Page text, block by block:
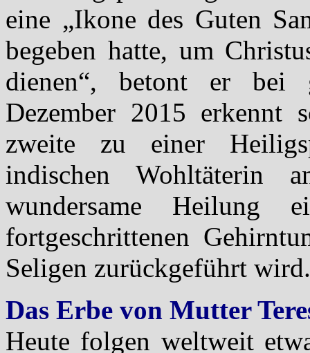
eine „Ikone des Guten
begeben hatte, um
dienen“, betont er bei
Dezember 2015 erkennt
zweite zu einer
indischen
wundersame Heilung
fortgeschrittenen
Seligen zurückgeführt wird.
Das Erbe von Mutter
Heute folgen weltweit